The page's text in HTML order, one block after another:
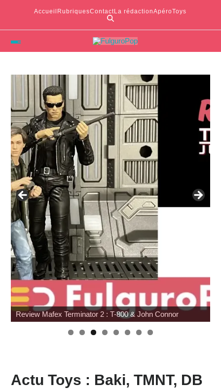
Accueil RubriquesContactLa rédactionApéroToys
SDCC 2026 : Toutes les infos
Actu Toys : Baki, TMNT, DB